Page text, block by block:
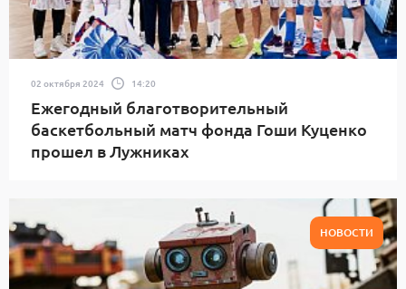
02 октября 2024 14:20
Ежегодный благотворительный
баскетбольный матч фонда Гоши Куценко
прошел в Лужниках
НОВОСТИ